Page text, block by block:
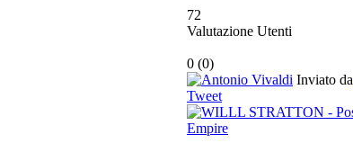
72
Valutazione Utenti
0 (0)
Inviato da
Tweet